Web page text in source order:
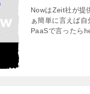
NowはZeit社が提
ぁ簡単に言えば自
PaaSで言ったら